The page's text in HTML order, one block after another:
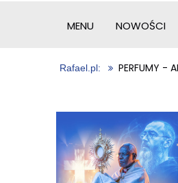
MENU NOWOŚCI
PERFUMY -